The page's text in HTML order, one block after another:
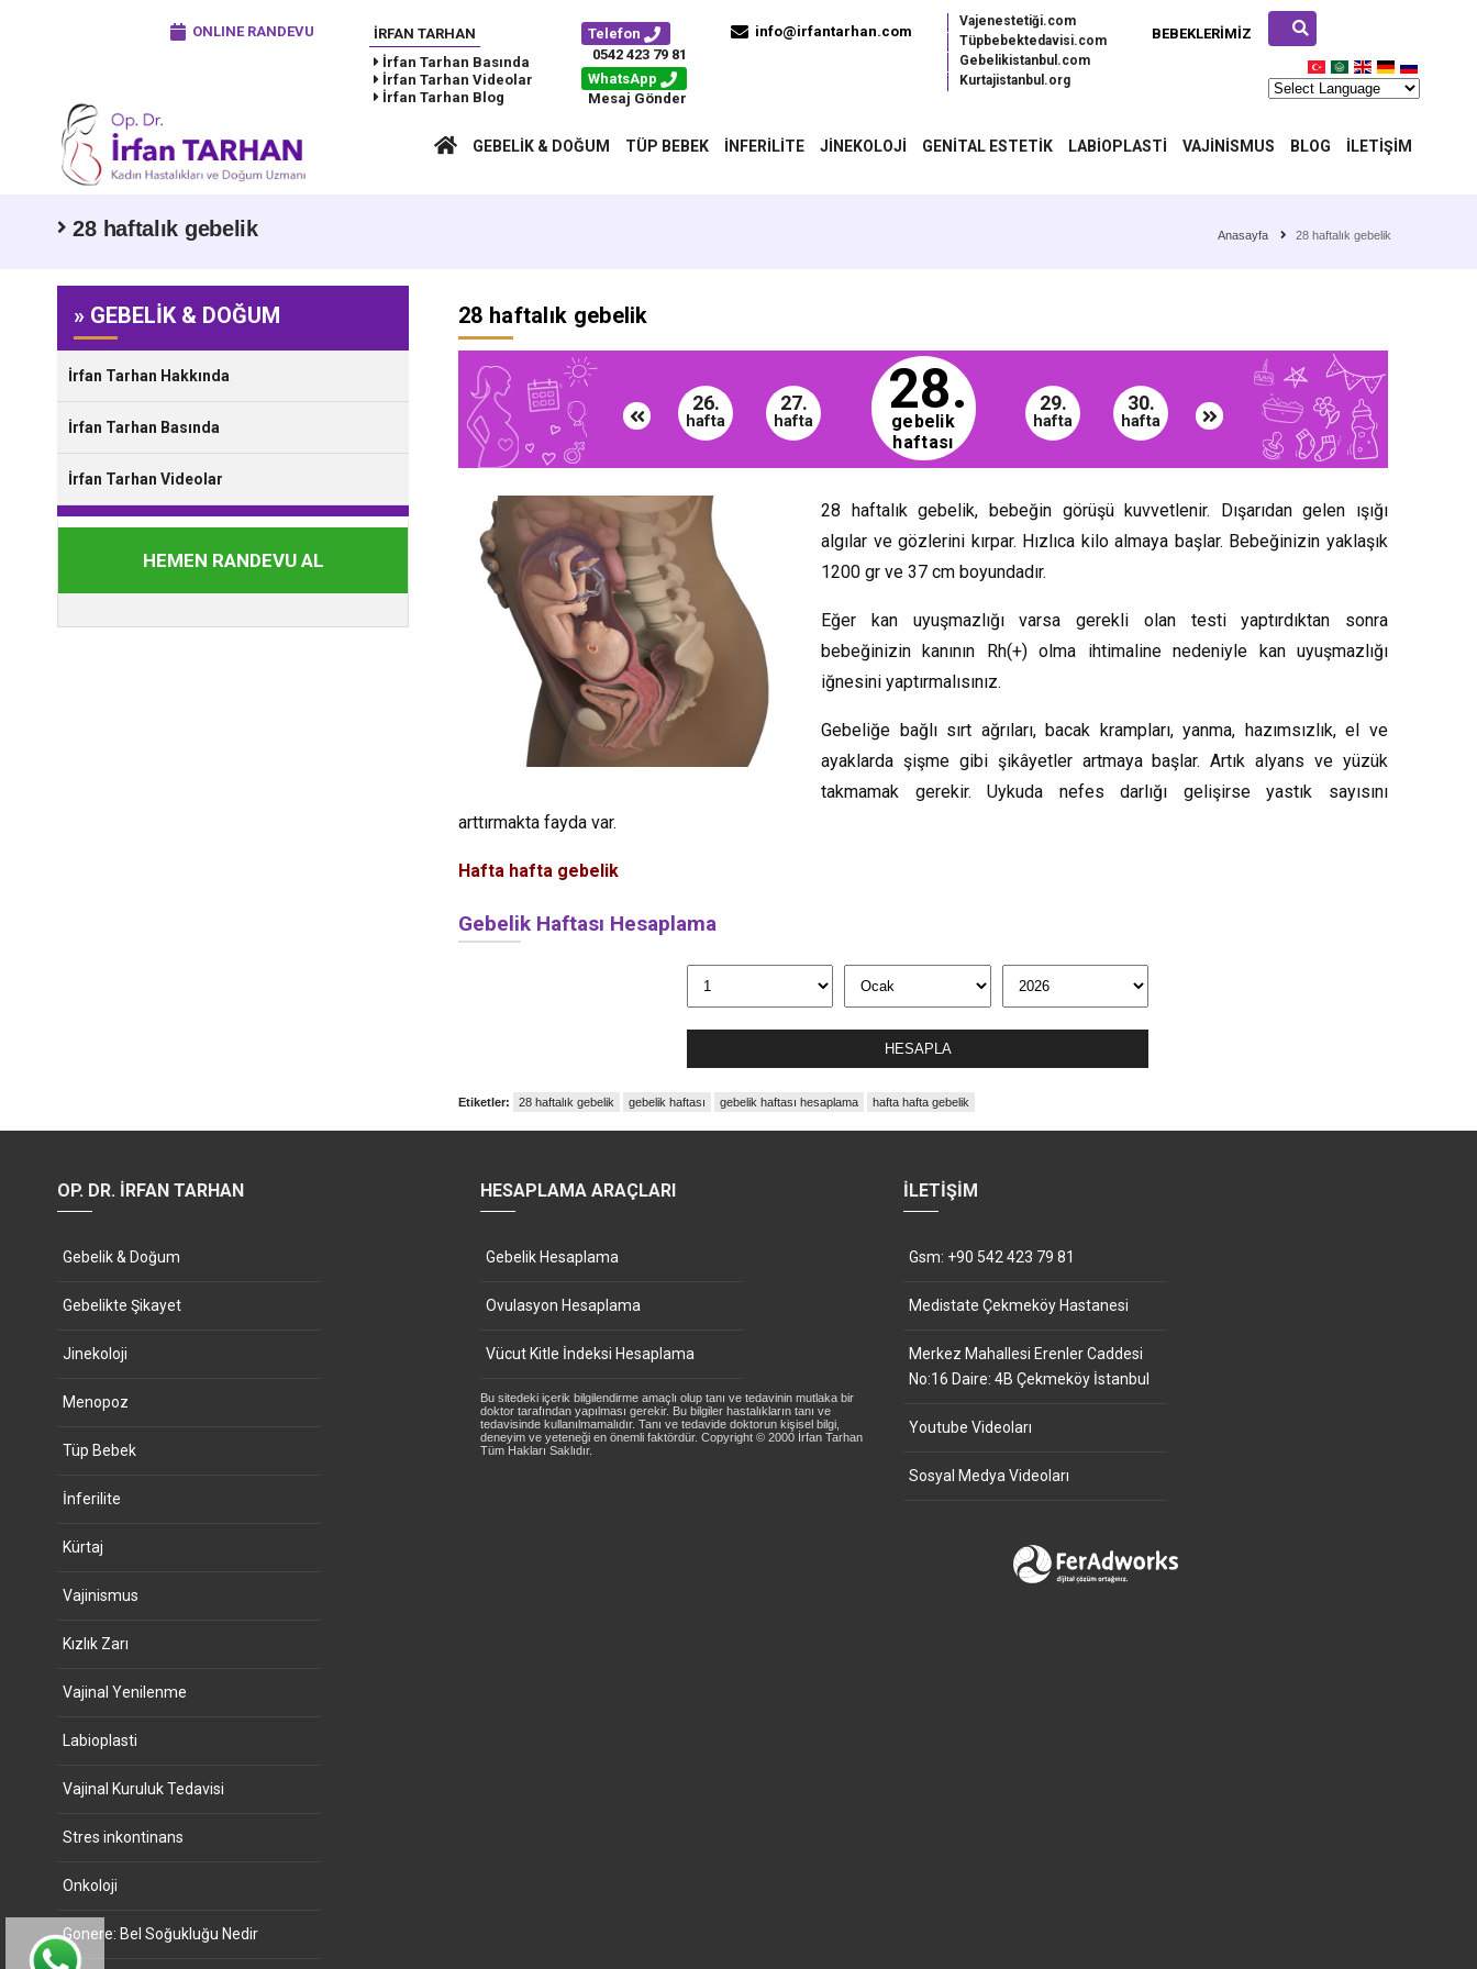
ONLINE RANDEVU
İRFAN TARHAN
İrfan Tarhan Basında
İrfan Tarhan Videolar
İrfan Tarhan Blog
BEBEKLERIMIZ
Vajenestetiği.com
Tüpbebektedavisi.com
Gebelikistanbul.com
Kurtajistanbul.org
Telefon
0542 423 79 81
WhatsApp
Mesaj Gönder
info@irfantarhan.com
GEBELIK & DOĞUM TÜP BEBEK İNFERILITE JINEKOLOJI GENITAL ESTETIK LABIOPLASTI VAJINISMUS BLOG İLETIŞIM
28 haftalık gebelik Anasayfa 28 haftalık gebelik
» GEBELİK & DOĞUM
İrfan Tarhan Hakkında
İrfan Tarhan Basında
İrfan Tarhan Videolar
HEMEN RANDEVU AL
28 haftalık gebelik
28.
gebelik
haftası
26.
hafta
27.
hafta
29.
hafta
30.
hafta
28 haftalık gebelik, bebeğin görüşü kuvvetlenir. Dışarıdan gelen ışığı
algılar ve gözlerini kırpar. Hızlıca kilo almaya başlar. Bebeğinizin yaklaşık
1200 gr ve 37 cm boyundadır.
Eğer kan uyuşmazlığı varsa gerekli olan testi yaptırdıktan sonra
bebeğinizin kanının Rh(+) olma ihtimaline nedeniyle kan uyuşmazlığı
iğnesini yaptırmalısınız.
Gebeliğe bağlı sırt ağrıları, bacak krampları, yanma, hazımsızlık, el ve
ayaklarda şişme gibi şikâyetler artmaya başlar. Artık alyans ve yüzük
takmamak gerekir. Uykuda nefes darlığı gelişirse yastık sayısını
arttırmakta fayda var.
Hafta hafta gebelik
Gebelik Haftası Hesaplama
HESAPLA
Etiketler: 28 haftalık gebelik gebelik haftası gebelik haftası hesaplama hafta hafta gebelik
OP. DR. İRFAN TARHAN
Gebelik & Doğum
Gebelikte Şikayet
Jinekoloji
Menopoz
Tüp Bebek
İnferilite
Kürtaj
Vajinismus
Kızlık Zarı
Vajinal Yenilenme
Labioplasti
Vajinal Kuruluk Tedavisi
Stres inkontinans
Onkoloji
Gonere: Bel Soğukluğu Nedir
HESAPLAMA ARAÇLARI
Gebelik Hesaplama
Ovulasyon Hesaplama
Vücut Kitle İndeksi Hesaplama
Bu sitedeki içerik bilgilendirme amaçlı olup tanı ve tedavinin mutlaka bir
doktor tarafından yapılması gerekir. Bu bilgiler hastalıkların tanı ve
tedavisinde kullanılmamalıdır. Tanı ve tedavide doktorun kişisel bilgi,
deneyim ve yeteneği en önemli faktördür. Copyright © 2000 İrfan Tarhan
Tüm Hakları Saklıdır.
İLETIŞIM
Gsm: +90 542 423 79 81
Medistate Çekmeköy Hastanesi
Merkez Mahallesi Erenler Caddesi
No:16 Daire: 4B Çekmeköy İstanbul
Youtube Videoları
Sosyal Medya Videoları